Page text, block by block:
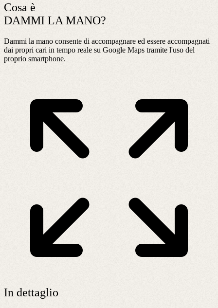
Cosa è
DAMMI LA MANO?
Dammi la mano consente di accompagnare ed essere accompagnati
dai propri cari in tempo reale su Google Maps tramite l'uso del
proprio smartphone.
In dettaglio